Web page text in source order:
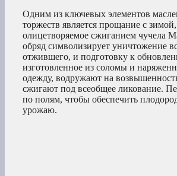
Одним из ключевых элементов
торжеств является прощание с зимой,
олицетворяемое сжиганием чучела
обряд символизирует уничтожение
отжившего, и подготовку к
изготовленное из соломы и
одежду, водружают на
сжигают под всеобщее ликование.
по полям, чтобы обеспечить
урожаю.